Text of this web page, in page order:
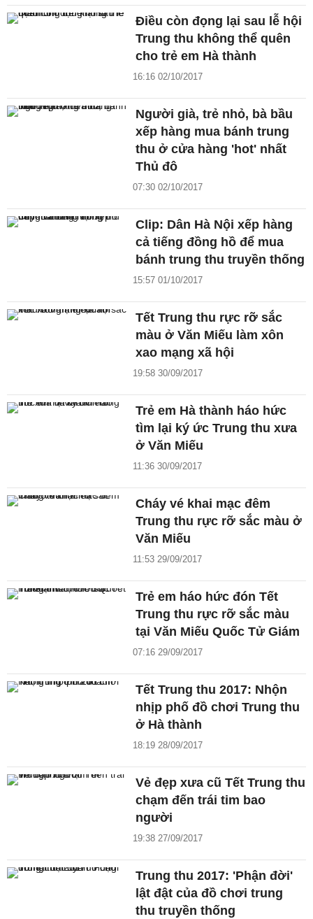
Điều còn đọng lại sau lễ hội
Trung thu không thể quên
cho trẻ em Hà thành
16:16 02/10/2017
Người già, trẻ nhỏ, bà bầu
xếp hàng mua bánh trung
thu ở cửa hàng 'hot' nhất
Thủ đô
07:30 02/10/2017
Clip: Dân Hà Nội xếp hàng
cả tiếng đồng hồ để mua
bánh trung thu truyền thống
15:57 01/10/2017
Tết Trung thu rực rỡ sắc
màu ở Văn Miếu làm xôn
xao mạng xã hội
19:58 30/09/2017
Trẻ em Hà thành háo hức
tìm lại ký ức Trung thu xưa
ở Văn Miếu
11:36 30/09/2017
Cháy vé khai mạc đêm
Trung thu rực rỡ sắc màu ở
Văn Miếu
11:53 29/09/2017
Trẻ em háo hức đón Tết
Trung thu rực rỡ sắc màu
tại Văn Miếu Quốc Tử Giám
07:16 29/09/2017
Tết Trung thu 2017: Nhộn
nhịp phố đồ chơi Trung thu
ở Hà thành
18:19 28/09/2017
Vẻ đẹp xưa cũ Tết Trung thu
chạm đến trái tim bao
người
19:38 27/09/2017
Trung thu 2017: 'Phận đời'
lật đật của đồ chơi trung
thu truyền thống